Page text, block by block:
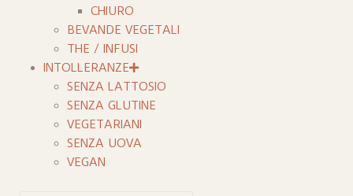
CHIURO
BEVANDE VEGETALI
THE / INFUSI
INTOLLERANZE
SENZA LATTOSIO
SENZA GLUTINE
VEGETARIANI
SENZA UOVA
VEGAN